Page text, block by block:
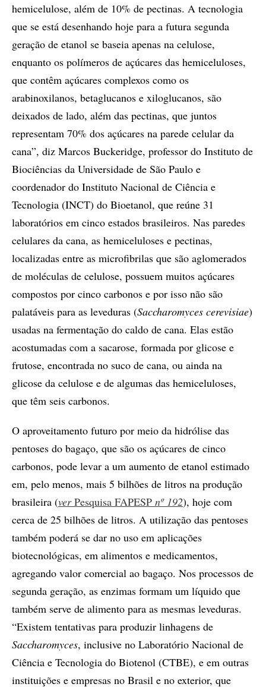
hemicelulose, além de 10% de pectinas. A tecnologia
que se está desenhando hoje para a futura segunda
geração de etanol se baseia apenas na celulose,
enquanto os polímeros de açúcares das hemiceluloses,
que contêm açúcares complexos como os
arabinoxilanos, betaglucanos e xiloglucanos, são
deixados de lado, além das pectinas, que juntos
representam 70% dos açúcares na parede celular da
cana”, diz Marcos Buckeridge, professor do Instituto de
Biociências da Universidade de São Paulo e
coordenador do Instituto Nacional de Ciência e
Tecnologia (INCT) do Bioetanol, que reúne 31
laboratórios em cinco estados brasileiros. Nas paredes
celulares da cana, as hemiceluloses e pectinas,
localizadas entre as microfibrilas que são aglomerados
de moléculas de celulose, possuem muitos açúcares
compostos por cinco carbonos e por isso não são
palatáveis para as leveduras (Saccharomyces cerevisiae)
usadas na fermentação do caldo de cana. Elas estão
acostumadas com a sacarose, formada por glicose e
frutose, encontrada no suco de cana, ou ainda na
glicose da celulose e de algumas das hemiceluloses,
que têm seis carbonos.
O aproveitamento futuro por meio da hidrólise das
pentoses do bagaço, que são os açúcares de cinco
carbonos, pode levar a um aumento de etanol estimado
em, pelo menos, mais 5 bilhões de litros na produção
brasileira (verPesquisa FAPESP nº 192), hoje com
cerca de 25 bilhões de litros. A utilização das pentoses
também poderá se dar no uso em aplicações
biotecnológicas, em alimentos e medicamentos,
agregando valor comercial ao bagaço. Nos processos de
segunda geração, as enzimas formam um líquido que
também serve de alimento para as mesmas leveduras.
“Existem tentativas para produzir linhagens de
Saccharomyces, inclusive no Laboratório Nacional de
Ciência e Tecnologia do Biotenol (CTBE), e em outras
instituições e empresas no Brasil e no exterior, que